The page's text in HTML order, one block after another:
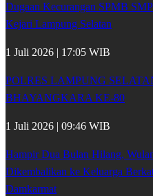
Dugaan Kecurangan SPMB
Kejari Lampung Selatan
1 Juli 2026 | 17:05 WIB
POLRES LAMPUNG
BHAYANGKARA KE-80
1 Juli 2026 | 09:46 WIB
Hampir Dua Bulan Hilang,
Dikembalikan ke Keluarga
Damkarmat